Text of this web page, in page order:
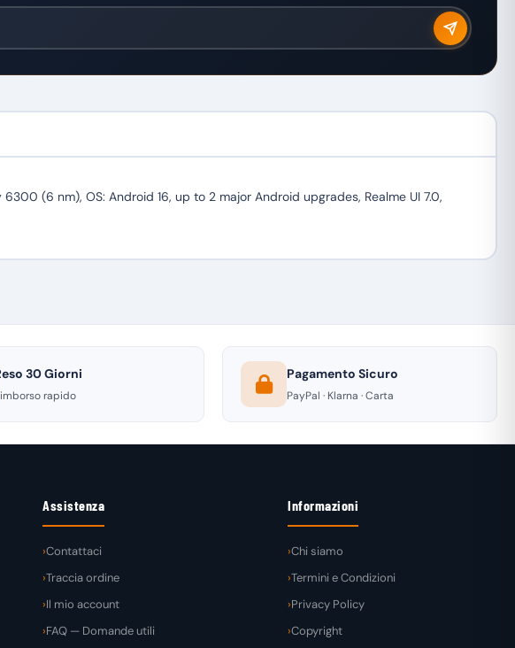
(6 nm), OS: Android 16, up to 2 major Android upgrades, Realme UI 7.0,
30 Giorni
rapido
Pagamento Sicuro
PayPal · Klarna · Carta
Assistenza
Contattaci
Traccia ordine
Il mio account
FAQ — Domande utili
Informazioni
Chi siamo
Termini e Condizioni
Privacy Policy
Copyright